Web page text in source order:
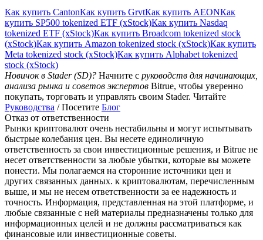
Русский
Как купить CantonКак купить GrvtКак купить AEONКак
купить SP500 tokenized ETF (xStock)Как купить Nasdaq
tokenized ETF (xStock)Как купить Broadcom tokenized stock
(xStock)Как купить Amazon tokenized stock (xStock)Как купить
Meta tokenized stock (xStock)Как купить Alphabet tokenized
stock (xStock)
Новичок в Stader (SD)? Начните с руководств для начинающих,
анализа рынка и советов экспертов Bitrue, чтобы уверенно
покупать, торговать и управлять своим Stader. Читайте
Руководства / Посетите Блог
Отказ от ответственности
Рынки криптовалют очень нестабильны и могут испытывать
быстрые колебания цен. Вы несете единоличную
ответственность за свои инвестиционные решения, и Bitrue не
несет ответственности за любые убытки, которые вы можете
понести. Мы полагаемся на сторонние источники цен и
других связанных данных. к криптовалютам, перечисленным
выше, и мы не несем ответственности за ее надежность и
точность. Информация, представленная на этой платформе, и
любые связанные с ней материалы предназначены только для
информационных целей и не должны рассматриваться как
финансовые или инвестиционные советы.